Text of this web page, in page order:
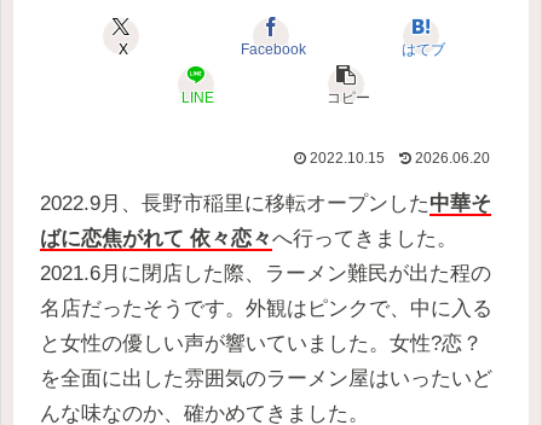
X Facebook はてブ
LINE コピー
2022.10.15 2026.06.20
2022.9月、長野市稲里に移転オープンした中華そ
ばに恋焦がれて 依々恋々へ行ってきました。
2021.6月に閉店した際、ラーメン難民が出た程の
名店だったそうです。外観はピンクで、中に入る
と女性の優しい声が響いていました。女性?恋？
を全面に出した雰囲気のラーメン屋はいったいど
んな味なのか、確かめてきました。